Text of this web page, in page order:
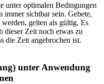
unter optimalen Bedingungen
sichtbar sein. Gebete,
gelten als gültig. Es
dieser Zeit noch etwas zu
die Zeit angebrochen ist.
unter Anwendung